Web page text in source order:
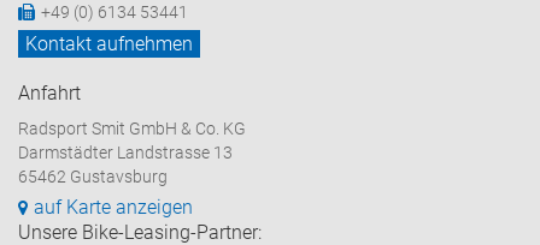
+49 (0) 6134 53441
Kontakt aufnehmen
Anfahrt
Radsport Smit GmbH & Co. KG
Darmstädter Landstrasse 13
65462 Gustavsburg
auf Karte anzeigen
Unsere Bike-Leasing-Partner: